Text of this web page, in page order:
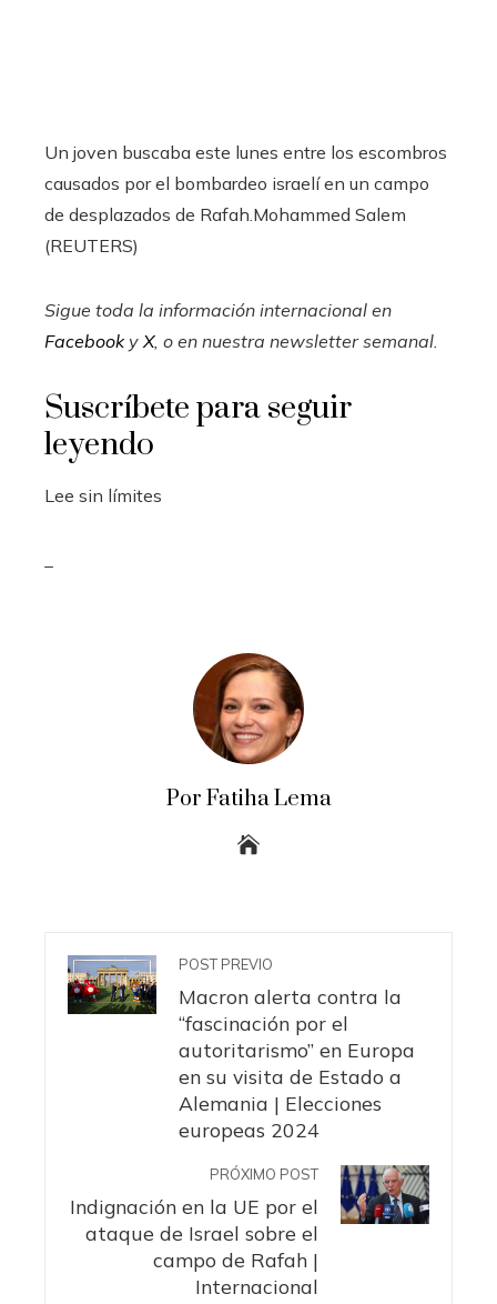
Un joven buscaba este lunes entre los escombros
causados por el bombardeo israelí en un campo
de desplazados de Rafah.Mohammed Salem
(REUTERS)
Sigue toda la información internacional en
FacebookyX, o en nuestra newsletter semanal.
Suscríbete para seguir
leyendo
Lee sin límites
Por Fatiha Lema
POST PREVIO
Macron alerta contra la
“fascinación por el
autoritarismo” en Europa
en su visita de Estado a
Alemania | Elecciones
europeas 2024
PRÓXIMO POST
Indignación en la UE por el
ataque de Israel sobre el
campo de Rafah |
Internacional